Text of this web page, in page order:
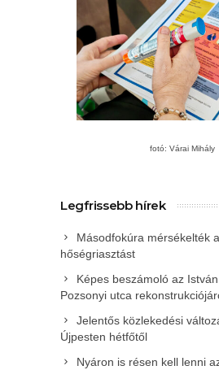
fotó: Várai Mihály
Legfrissebb hírek
Másodfokúra mérsékelték a
hőségriasztást
Képes beszámoló az
Pozsonyi utca
Jelentős közlekedési
Újpesten hétfőtől
Nyáron is résen kell lenni